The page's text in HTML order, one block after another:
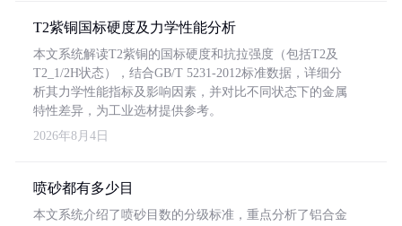
T2紫铜国标硬度及力学性能分析
本文系统解读T2紫铜的国标硬度和抗拉强度（包括T2及
T2_1/2H状态），结合GB/T 5231-2012标准数据，详细分
析其力学性能指标及影响因素，并对比不同状态下的金属
特性差异，为工业选材提供参考。
2026年8月4日
喷砂都有多少目
本文系统介绍了喷砂目数的分级标准，重点分析了铝合金